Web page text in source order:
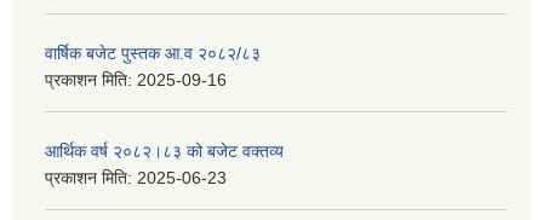
वार्षिक बजेट पुस्तक आ.व २०८२/८३
प्रकाशन मिति: 2025-09-16
आर्थिक वर्ष २०८२।८३ को बजेट वक्तव्य
प्रकाशन मिति: 2025-06-23